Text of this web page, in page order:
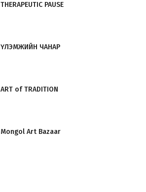
THERAPEUTIC PAUSE
ҮЛЭМЖИЙН ЧАНАР
ART of TRADITION
Mongol Art Bazaar